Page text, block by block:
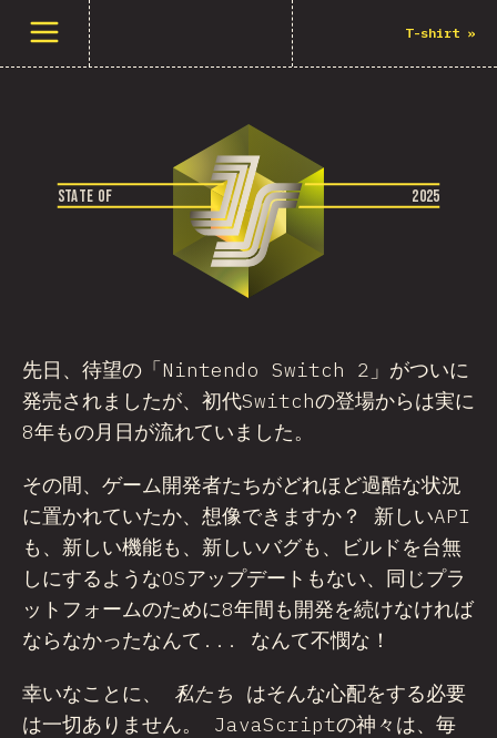
メニューを開く T-shirt »
STATE OF 2025
先日、待望の「Nintendo Switch 2」がついに
発売されましたが、初代Switchの登場からは実に
8年もの月日が流れていました。
その間、ゲーム開発者たちがどれほど過酷な状況
に置かれていたか、想像できますか？ 新しいAPI
も、新しい機能も、新しいバグも、ビルドを台無
しにするようなOSアップデートもない、同じプラ
ットフォームのために8年間も開発を続けなければ
ならなかったなんて... なんて不憫な！
幸いなことに、 私たち はそんな心配をする必要
は一切ありません。 JavaScriptの神々は、毎